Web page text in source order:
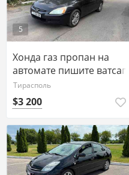
5
Хонда газ пропан на
автомате пишите ватсап
77751188
Тирасполь
$3 200